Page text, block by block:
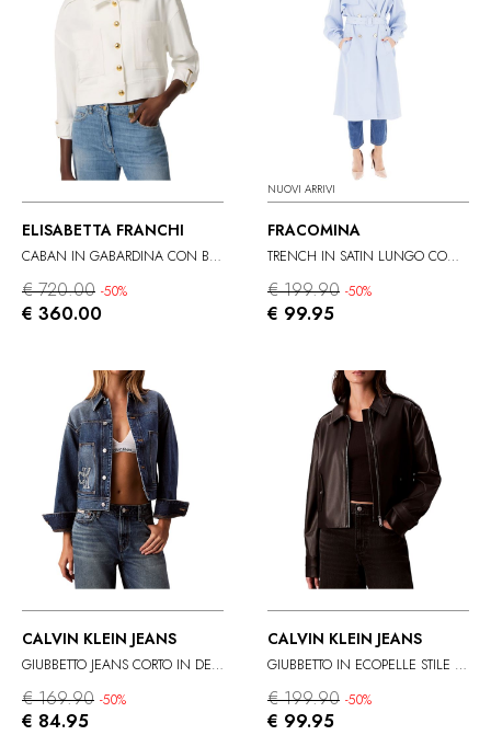
ELISABETTA FRANCHI
CABAN IN GABARDINA CON BOTTONI GIOIELLO
€ 720.00 -50%
€ 360.00
NUOVI ARRIVI
FRACOMINA
TRENCH IN SATIN LUNGO CON CINTURA
€ 199.90 -50%
€ 99.95
CALVIN KLEIN JEANS
GIUBBETTO JEANS CORTO IN DENIM SABBIATO
€ 169.90 -50%
€ 84.95
CALVIN KLEIN JEANS
GIUBBETTO IN ECOPELLE STILE BIKER
€ 199.90 -50%
€ 99.95